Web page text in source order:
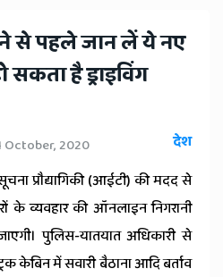
से पहले जान लें ये नए
सकता है ड्राइविंग
October, 2020
देश
प्रौद्यागिकी (आईटी) की मदद से
के व्यवहार की ऑनलाइन निगरानी
पुलिस-यातयात अधिकारी से
केबिन में सवारी बैठाना आदि बर्ताव